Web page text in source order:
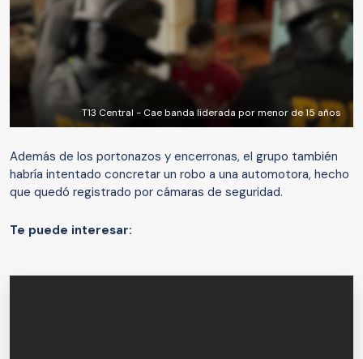
T13 Central - Cae banda liderada por menor de 15 años
Además de los portonazos y encerronas, el grupo también
habría intentado concretar un robo a una automotora, hecho
que quedó registrado por cámaras de seguridad.
Te puede interesar: